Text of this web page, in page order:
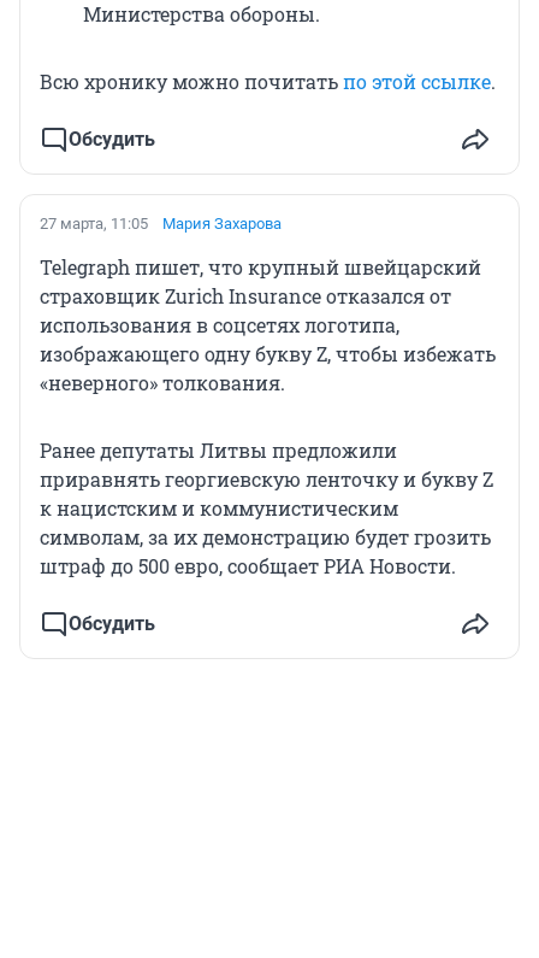
Министерства обороны.
Всю хронику можно почитатьпо этой ссылке.
Обсудить
27 марта, 11:05 Мария Захарова
Telegraph пишет, что крупный швейцарский
страховщик Zurich Insurance отказался от
использования в соцсетях логотипа,
изображающего одну букву Z, чтобы избежать
«неверного» толкования.
Ранее депутаты Литвы предложили
приравнять георгиевскую ленточку и букву Z
к нацистским и коммунистическим
символам, за их демонстрацию будет грозить
штраф до 500 евро, сообщает РИА Новости.
Обсудить